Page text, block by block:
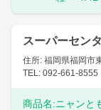
スーパーセン
住所: 福岡県福岡市
TEL: 092-661-8555
商品名:ニャン